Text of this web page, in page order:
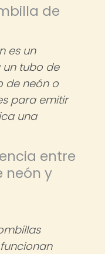
de
es un
un tubo de
de neón o
para emitir
una
entre
neón y